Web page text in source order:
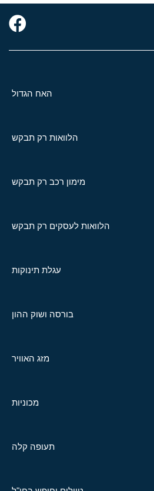
האח הגדול
הלוואות רק תבקש
מימון רכב רק תבקש
הלוואות לעסקים רק תבקש
עגלת תינוקות
בורסה ושוק ההון
מזג האוויר
מכוניות
תעופה קלה